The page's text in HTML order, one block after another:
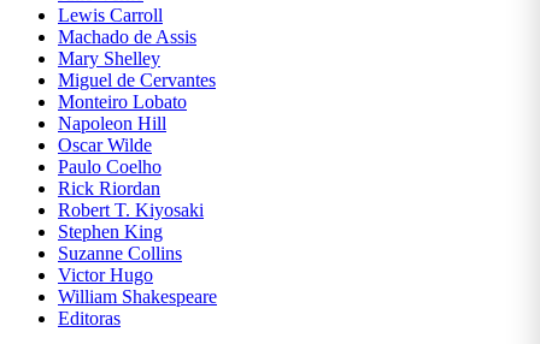
Lewis Carroll
Machado de Assis
Mary Shelley
Miguel de Cervantes
Monteiro Lobato
Napoleon Hill
Oscar Wilde
Paulo Coelho
Rick Riordan
Robert T. Kiyosaki
Stephen King
Suzanne Collins
Victor Hugo
William Shakespeare
Editoras
Ficção,
Clarice
Lispector
Ficção,
Colleen
Hoover
Ficção,
Eça de
Queirós
Dostoiévski